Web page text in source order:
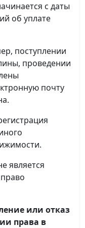
с даты
об уплате
поступлении
проведении
почту
является
или отказ
права в